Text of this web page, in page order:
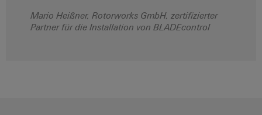
Mario Heißner, Rotorworks GmbH, zertifizierter
Partner für die Installation von BLADEcontrol